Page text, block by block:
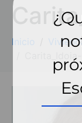
Inicio
Carita_Idoia-